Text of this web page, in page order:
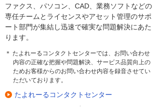
ファクス、パソコン、CAD、業務ソフトなどの
専任チームとライセンスやアセット管理のサポ
ート部門が集結し迅速で確実な問題解決にあた
ります。
＊ たよれーるコンタクトセンターでは、お問い合わせ
内容の正確な把握や問題解決、サービス品質向上の
ためお客様からのお問い合わせ内容を録音させてい
ただいております。
たよれーるコンタクトセンター